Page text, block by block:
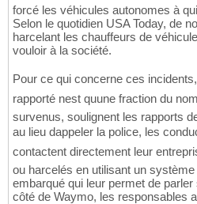
forcé les véhicules autonomes à
Selon le quotidien USA Today, de
harcelant les chauffeurs de
vouloir à la société.
Pour ce qui concerne ces incidents,
rapporté nest quune fraction du
survenus, soulignent les rapports
au lieu dappeler la police, les
contactent directement leur
ou harcelés en utilisant un
embarqué qui leur permet de
côté de Waymo, les responsables